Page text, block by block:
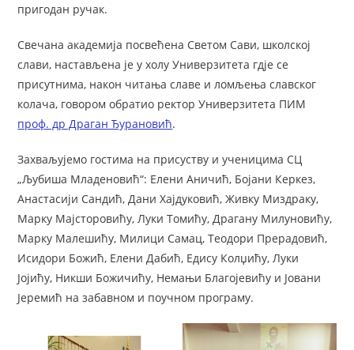
пригодан ручак.
Свечана академија посвећена Светом Сави, школској
слави, настављена је у холу Универзитета гдје се
присутнима, након читања славе и ломљења славског
колача, говором обратио ректор Универзитета ПИМ
проф. др Драган Ђурановић.
Захваљујемо гостима на присуству и ученицима СЦ
„Љубиша Младеновић“: Елени Аничић, Бојани Керкез,
Анастасији Сандић, Дани Хајдуковић, Живку Миздраку,
Марку Мајсторовићу, Луки Томићу, Драгану Милуновићу,
Марку Малешићу, Милици Самац, Теодори Прерадовић,
Исидори Божић, Елени Дабић, Едису Колџићу, Луки
Јојићу, Никши Божичићу, Немањи Благојевићу и Јовани
Јеремић на забавном и поучном програму.